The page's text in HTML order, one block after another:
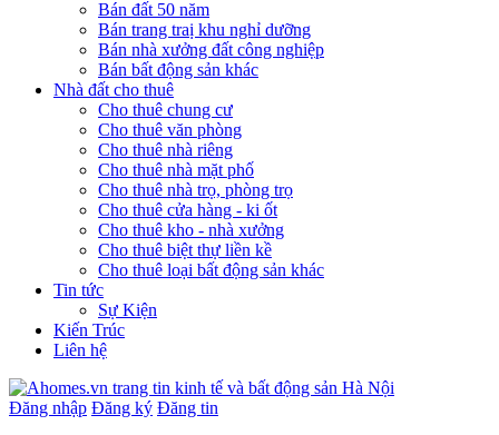
Bán đất 50 năm
Bán trang traị khu nghỉ dưỡng
Bán nhà xưởng đất công nghiệp
Bán bất động sản khác
Nhà đất cho thuê
Cho thuê chung cư
Cho thuê văn phòng
Cho thuê nhà riêng
Cho thuê nhà mặt phố
Cho thuê nhà trọ, phòng trọ
Cho thuê cửa hàng - ki ốt
Cho thuê kho - nhà xưởng
Cho thuê biệt thự liền kề
Cho thuê loại bất động sản khác
Tin tức
Sự Kiện
Kiến Trúc
Liên hệ
Đăng nhập Đăng ký Đăng tin